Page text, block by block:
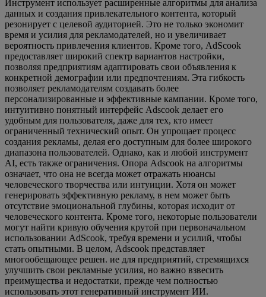
Инструмент использует расширенные алгоритмы для анализа
данных и создания привлекательного контента, который
резонирует с целевой аудиторией. Это не только экономит
время и усилия для рекламодателей, но и увеличивает
вероятность привлечения клиентов. Кроме того, AdScook
предоставляет широкий спектр вариантов настройки,
позволяя предприятиям адаптировать свои объявления к
конкретной демографии или предпочтениям. Эта гибкость
позволяет рекламодателям создавать более
персонализированные и эффективные кампании. Кроме того,
интуитивно понятный интерфейс Adscook делает его
удобным для пользователя, даже для тех, кто имеет
ограниченный технический опыт. Он упрощает процесс
создания рекламы, делая его доступным для более широкого
диапазона пользователей. Однако, как и любой инструмент
AI, есть также ограничения. Опора Adscook на алгоритмы
означает, что она не всегда может отражать нюансы
человеческого творчества или интуиции. Хотя он может
генерировать эффективную рекламу, в нем может быть
отсутствие эмоциональной глубины, которая исходит от
человеческого контента. Кроме того, некоторые пользователи
могут найти кривую обучения крутой при первоначальном
использовании AdScook, требуя времени и усилий, чтобы
стать опытными. В целом, Adscook представляет
многообещающее решен. ие для предприятий, стремящихся
улучшить свои рекламные усилия, но важно взвесить
преимущества и недостатки, прежде чем полностью
использовать этот генеративный инструмент ИИ.